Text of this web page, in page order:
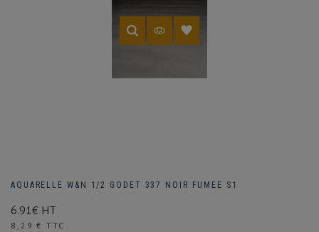
AQUARELLE W&N 1/2 GODET 337 NOIR FUMEE S1
6.91€ HT
Prix
8,29 € TTC